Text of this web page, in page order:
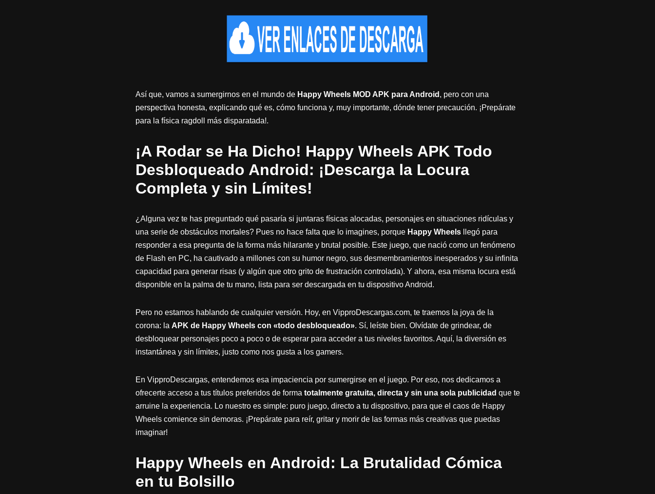
Así que, vamos a sumergirnos en el mundo de Happy Wheels MOD APK para Android , pero con una
perspectiva honesta, explicando qué es, cómo funciona y, muy importante, dónde tener precaución. ¡Prepárate
para la física ragdoll más disparatada!.
¡A Rodar se Ha Dicho! Happy Wheels APK Todo
Desbloqueado Android: ¡Descarga la Locura
Completa y sin Límites!
¿Alguna vez te has preguntado qué pasaría si juntaras físicas alocadas, personajes en situaciones ridículas y
una serie de obstáculos mortales? Pues no hace falta que lo imagines, porque Happy Wheelsllegó para
responder a esa pregunta de la forma más hilarante y brutal posible. Este juego, que nació como un fenómeno
de Flash en PC, ha cautivado a millones con su humor negro, sus desmembramientos inesperados y su infinita
capacidad para generar risas (y algún que otro grito de frustración controlada). Y ahora, esa misma locura está
disponible en la palma de tu mano, lista para ser descargada en tu dispositivo Android.
Pero no estamos hablando de cualquier versión. Hoy, en VipproDescargas.com, te traemos la joya de la
corona: la APK de Happy Wheels con «todo desbloqueado». Sí, leíste bien. Olvídate de grindear, de
desbloquear personajes poco a poco o de esperar para acceder a tus niveles favoritos. Aquí, la diversión es
instantánea y sin límites, justo como nos gusta a los gamers.
En VipproDescargas, entendemos esa impaciencia por sumergirse en el juego. Por eso, nos dedicamos a
ofrecerte acceso a tus títulos preferidos de forma totalmente gratuita, directa y sin una sola publicidad que te
arruine la experiencia. Lo nuestro es simple: puro juego, directo a tu dispositivo, para que el caos de Happy
Wheels comience sin demoras. ¡Prepárate para reír, gritar y morir de las formas más creativas que puedas
imaginar!
Happy Wheels en Android: La Brutalidad Cómica
en tu Bolsillo